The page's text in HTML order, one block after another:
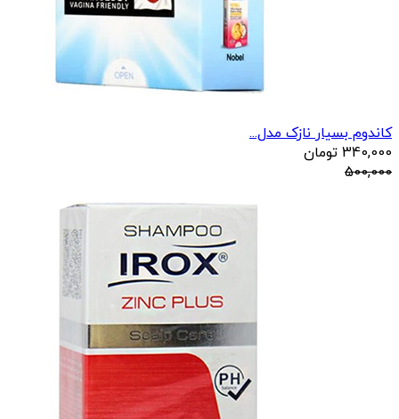
کاندوم بسیار نازک مدل...
340,000 تومان
500,000